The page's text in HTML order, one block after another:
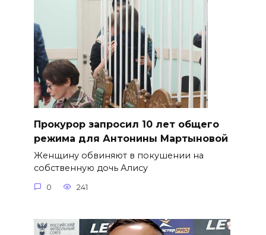
​Прокурор запросил 10 лет общего
режима для Антонины Мартыновой
Женщину обвиняют в покушении на
собственную дочь Алису
0 241